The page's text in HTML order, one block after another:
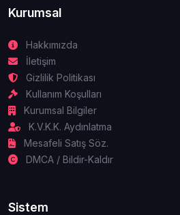
Kurumsal
Hakkımızda
İletişim
Gizlilik Politikası
Kullanım Koşulları
Kurumsal Bilgiler
K.V.K.K. Aydınlatma
Mesafeli Satış Söz.
DMCA / Bildir-Kaldır
Sistem